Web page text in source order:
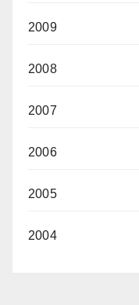
2009
2008
2007
2006
2005
2004